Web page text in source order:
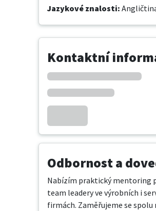
Jazykové znalosti:
Kontaktní
Odbornost a
Nabízím praktický mentoring
team leadery ve výrobních i
firmách. Zaměřujeme se spolu